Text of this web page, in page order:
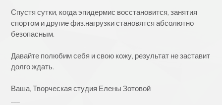
Спустя сутки, когда эпидермис восстановится, занятия
спортом и другие физ.нагрузки становятся абсолютно
безопасным.
Давайте полюбим себя и свою кожу, результат не заставит
долго ждать.
Ваша, Творческая студия Елены Зотовой